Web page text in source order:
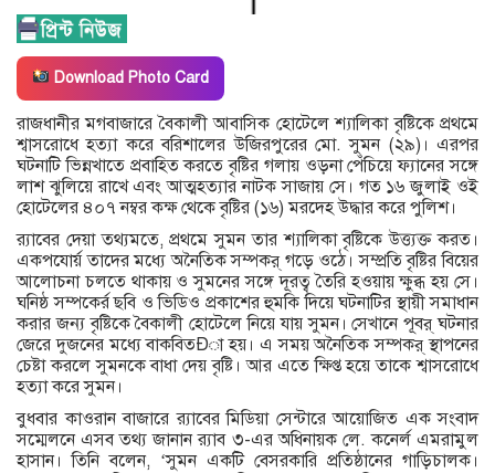
Download Photo Card
রাজধানীর মগবাজারে বৈকালী আবাসিক হোটেলে শ্যালিকা বৃষ্টিকে প্রথমে
শ্বাসরোধে হত্যা করে বরিশালের উজিরপুরের মো. সুমন (২৯)। এরপর
ঘটনাটি ভিন্নখাতে প্রবাহিত করতে বৃষ্টির গলায় ওড়না পেঁচিয়ে ফ্যানের সঙ্গে
লাশ ঝুলিয়ে রাখে এবং আত্মহত্যার নাটক সাজায় সে। গত ১৬ জুলাই ওই
হোটেলের ৪০৭ নম্বর কক্ষ থেকে বৃষ্টির (১৬) মরদেহ উদ্ধার করে পুলিশ।
র‌্যাবের দেয়া তথ্যমতে, প্রথমে সুমন তার শ্যালিকা বৃষ্টিকে উত্ত্যক্ত করত।
একপযাের্য় তাদের মধ্যে অনৈতিক সম্পকর্ গড়ে ওঠে। সম্প্রতি বৃষ্টির বিয়ের
আলোচনা চলতে থাকায় ও সুমনের সঙ্গে দূরত্ব তৈরি হওয়ায় ক্ষুব্ধ হয় সে।
ঘনিষ্ঠ সম্পকের্র ছবি ও ভিডিও প্রকাশের হুমকি দিয়ে ঘটনাটির স্থায়ী সমাধান
করার জন্য বৃষ্টিকে বৈকালী হোটেলে নিয়ে যায় সুমন। সেখানে পূবর্ ঘটনার
জেরে দুজনের মধ্যে বাকবিতÐা হয়। এ সময় অনৈতিক সম্পকর্ স্থাপনের
চেষ্টা করলে সুমনকে বাধা দেয় বৃষ্টি। আর এতে ক্ষিপ্ত হয়ে তাকে শ্বাসরোধে
হত্যা করে সুমন।
বুধবার কাওরান বাজারে র‌্যাবের মিডিয়া সেন্টারে আয়োজিত এক সংবাদ
সম্মেলনে এসব তথ্য জানান র‌্যাব ৩-এর অধিনায়ক লে. কনের্ল এমরামুল
হাসান। তিনি বলেন, ‘সুমন একটি বেসরকারি প্রতিষ্ঠানের গাড়িচালক।